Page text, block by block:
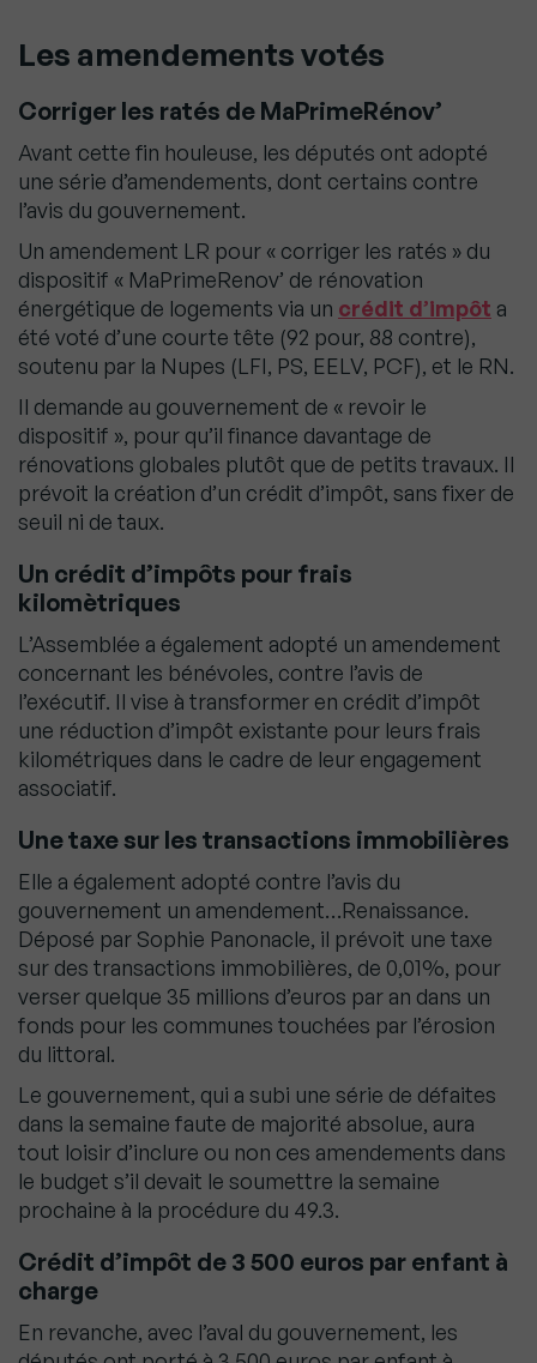
Les amendements votés
Corriger les ratés de MaPrimeRénov’
Avant cette fin houleuse, les députés ont adopté
une série d’amendements, dont certains contre
l’avis du gouvernement.
Un amendement LR pour « corriger les ratés » du
dispositif « MaPrimeRenov’ de rénovation
énergétique de logements via un crédit d’impôt a
été voté d’une courte tête (92 pour, 88 contre),
soutenu par la Nupes (LFI, PS, EELV, PCF), et le RN.
Il demande au gouvernement de « revoir le
dispositif », pour qu’il finance davantage de
rénovations globales plutôt que de petits travaux. Il
prévoit la création d’un crédit d’impôt, sans fixer de
seuil ni de taux.
Un crédit d’impôts pour frais
kilomètriques
L’Assemblée a également adopté un amendement
concernant les bénévoles, contre l’avis de
l’exécutif. Il vise à transformer en crédit d’impôt
une réduction d’impôt existante pour leurs frais
kilométriques dans le cadre de leur engagement
associatif.
Une taxe sur les transactions immobilières
Elle a également adopté contre l’avis du
gouvernement un amendement…Renaissance.
Déposé par Sophie Panonacle, il prévoit une taxe
sur des transactions immobilières, de 0,01%, pour
verser quelque 35 millions d’euros par an dans un
fonds pour les communes touchées par l’érosion
du littoral.
Le gouvernement, qui a subi une série de défaites
dans la semaine faute de majorité absolue, aura
tout loisir d’inclure ou non ces amendements dans
le budget s’il devait le soumettre la semaine
prochaine à la procédure du 49.3.
Crédit d’impôt de 3 500 euros par enfant à
charge
En revanche, avec l’aval du gouvernement, les